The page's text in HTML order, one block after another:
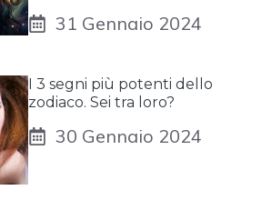
31 Gennaio 2024
I 3 segni più potenti dello
zodiaco. Sei tra loro?
30 Gennaio 2024